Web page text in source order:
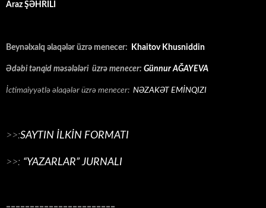
Araz ŞƏHRİLİ
Beynəlxalq əlaqələr üzrə menecer: Khaitov Khusniddin
Ədəbi tənqid məsələləri üzrə menecer: Günnur AĞAYEVA
İctimaiyyətlə əlaqələr üzrə menecer: NƏZAKƏT EMİNQIZI
>>:SAYTIN İLKİN FORMATI
>>: “YAZARLAR” JURNALI